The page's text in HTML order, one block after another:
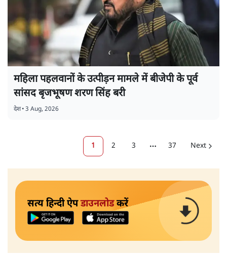
महिला पहलवानों के उत्पीड़न मामले में बीजेपी के पूर्व
सांसद बृजभूषण शरण सिंह बरी
देश•3 Aug, 2026
1 2 3 More pages
37 Next
सत्य हिन्दी ऐपडाउनलोडकरें